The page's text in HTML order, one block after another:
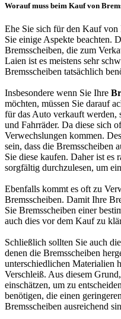
Worauf muss beim Kauf von
Ehe Sie sich für den Kauf von
Sie einige Aspekte beachten.
Bremsscheiben, die zum
Laien ist es meistens sehr
Bremsscheiben tatsächlich
Insbesondere wenn Sie Ihre
möchten, müssen Sie darauf
für das Auto verkauft werden,
und Fahrräder. Da diese sich
Verwechslungen kommen.
sein, dass die Bremsscheiben
Sie diese kaufen. Daher ist es
sorgfältig durchzulesen, um
Ebenfalls kommt es oft zu
Bremsscheiben. Damit Ihre
Sie Bremsscheiben einer
auch dies vor dem Kauf zu
Schließlich sollten Sie auch die
denen die Bremsscheiben
unterschiedlichen Materialien
Verschleiß. Aus diesem
einschätzen, um zu
benötigen, die einen
Bremsscheiben ausreichend